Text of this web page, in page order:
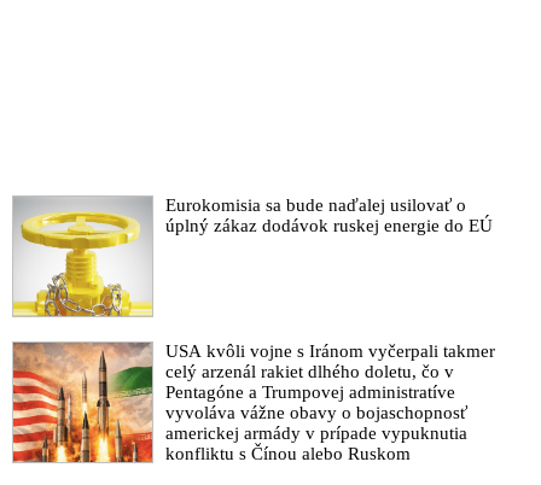
Eurokomisia sa bude naďalej usilovať o
úplný zákaz dodávok ruskej energie do EÚ
USA kvôli vojne s Iránom vyčerpali takmer
celý arzenál rakiet dlhého doletu, čo v
Pentagóne a Trumpovej administratíve
vyvoláva vážne obavy o bojaschopnosť
americkej armády v prípade vypuknutia
konfliktu s Čínou alebo Ruskom